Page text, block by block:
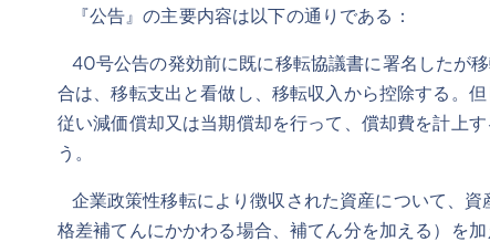
『公告』の主要内容は以下の通りである：
40号公告の発効前に既に移転協議書に署名したが
合は、移転支出と看做し、移転収入から控除する。
従い減価償却又は当期償却を行って、償却費を計上
う。
企業政策性移転により徴収された資産について、
格差補てんにかかわる場合、補てん分を加える）を加